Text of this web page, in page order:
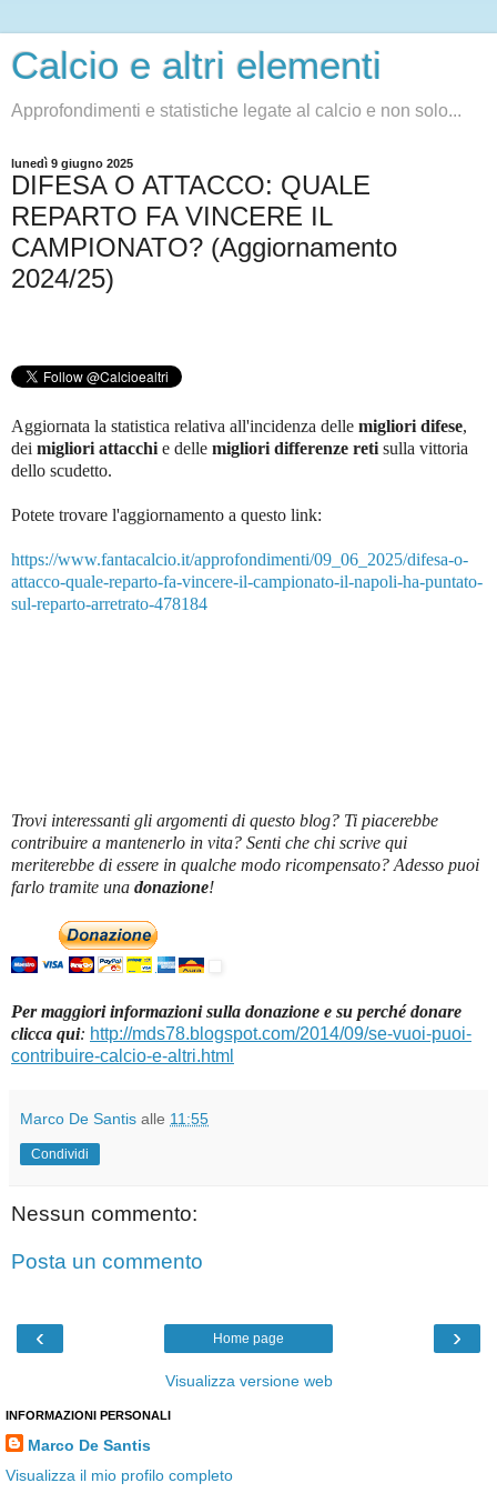
Calcio e altri elementi
Approfondimenti e statistiche legate al calcio e non solo...
lunedì 9 giugno 2025
DIFESA O ATTACCO: QUALE
REPARTO FA VINCERE IL
CAMPIONATO? (Aggiornamento
2024/25)
Aggiornata la statistica relativa all'incidenza delle migliori difese,
dei migliori attacchi e delle migliori differenze reti sulla vittoria
dello scudetto.
Potete trovare l'aggiornamento a questo link:
https://www.fantacalcio.it/approfondimenti/09_06_2025/difesa-o-
attacco-quale-reparto-fa-vincere-il-campionato-il-napoli-ha-puntato-
sul-reparto-arretrato-478184
Trovi interessanti gli argomenti di questo blog? Ti piacerebbe
contribuire a mantenerlo in vita? Senti che chi scrive qui
meriterebbe di essere in qualche modo ricompensato? Adesso puoi
farlo tramite una donazione!
Per maggiori informazioni sulla donazione e su perché donare
clicca qui: http://mds78.blogspot.com/2014/09/se-vuoi-puoi-
contribuire-calcio-e-altri.html
Marco De Santis alle 11:55
Condividi
Nessun commento:
Posta un commento
‹ ›
Home page
Visualizza versione web
INFORMAZIONI PERSONALI
Marco De Santis
Visualizza il mio profilo completo